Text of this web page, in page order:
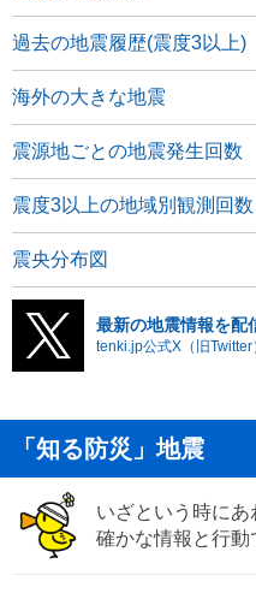
過去の地震履歴(震度3以上)
海外の大きな地震
震源地ごとの地震発生回数
震度3以上の地域別観測回数
震央分布図
最新の地震情報を配
tenki.jp公式X（旧Twitter
「知る防災」地震
いざという時にあ
確かな情報と行